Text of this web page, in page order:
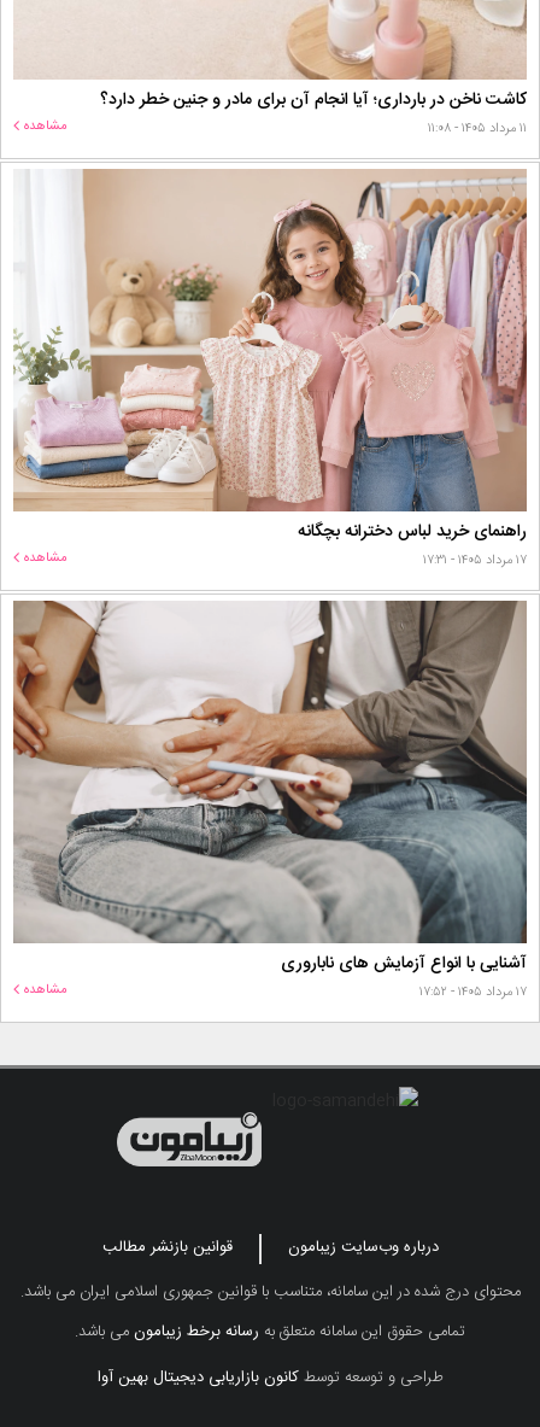
کاشت ناخن در بارداری؛ آیا انجام آن برای مادر و جنین خطر دارد؟
۱۱ مرداد ۱۴۰۵ - ۱۱:۰۸ مشاهده
راهنمای خرید لباس دخترانه بچگانه
۱۷ مرداد ۱۴۰۵ - ۱۷:۳۱ مشاهده
آشنایی با انواع آزمایش های ناباروری
۱۷ مرداد ۱۴۰۵ - ۱۷:۵۲ مشاهده
درباره وب‌سایت زیبامون
قوانین بازنشر مطالب
محتوای درج شده در این سامانه، متناسب با قوانین جمهوری اسلامی ایران می باشد.
تمامی حقوق این سامانه متعلق به رسانه برخط زیبامونمی باشد.
طراحی و توسعه توسطکانون بازاریابی دیجیتال بهین آوا